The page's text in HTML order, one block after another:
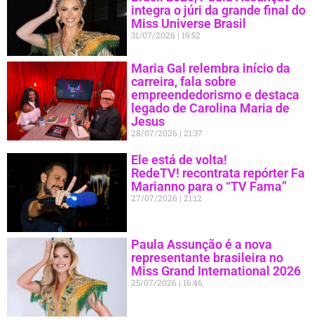
integra o júri da grande final do
Miss Universe Brasil
31/07/2026 19:52
Maria Gal relembra início da
carreira, fala sobre
empreendedorismo e destaca
legado de Carolina Maria de
Jesus
28/07/2026 21:37
Ele está de volta!
RedeTV! recontrata repórter Fa
Marianno para o “TV Fama”
27/07/2026 21:12
Paula Assunção é a nova
representante brasileira no
Miss Grand International 2026
25/07/2026 16:46